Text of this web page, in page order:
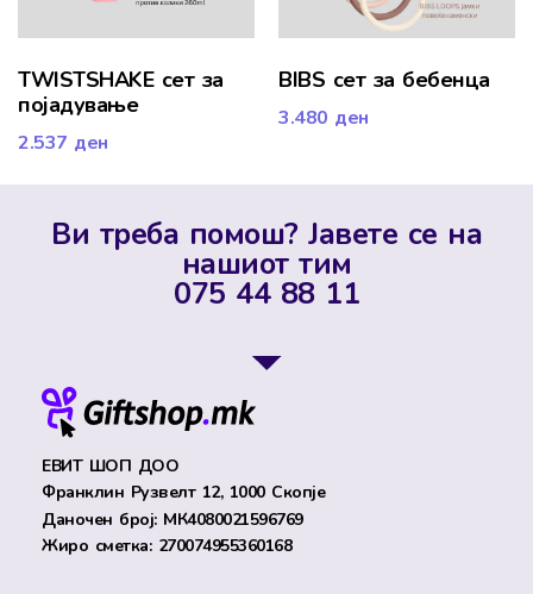
TWISTSHAKE сет за
појадување
2.537 ден
BIBS сет за бебенца
3.480 ден
Ви треба помош? Јавете се на
нашиот тим
075 44 88 11
ЕВИТ ШОП ДОО
Франклин Рузвелт 12, 1000 Скопје
Даночен број: МК4080021596769
Жиро сметка: 270074955360168